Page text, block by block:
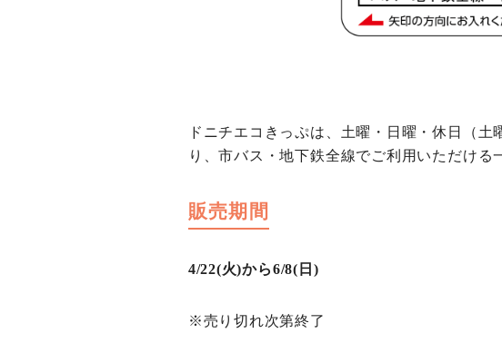
ドニチエコきっぷは、土曜・日曜・休日（
り、市バス・地下鉄全線でご利用いただける
販売期間
4/22(火)から6/8(日)
※売り切れ次第終了